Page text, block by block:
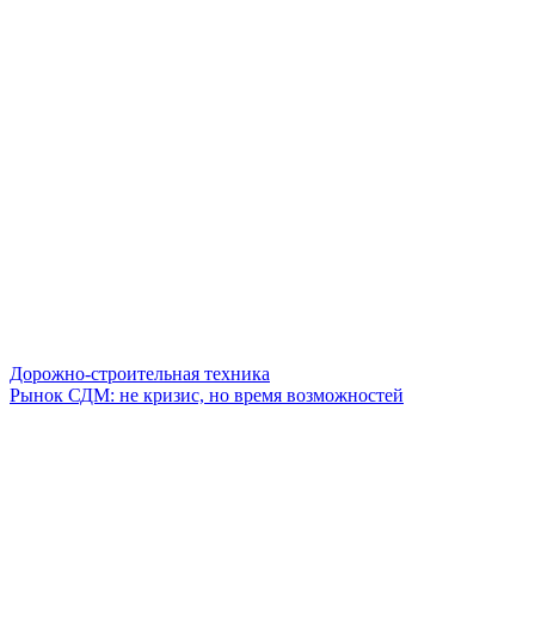
Дорожно-строительная техника
Рынок СДМ: не кризис, но время возможностей